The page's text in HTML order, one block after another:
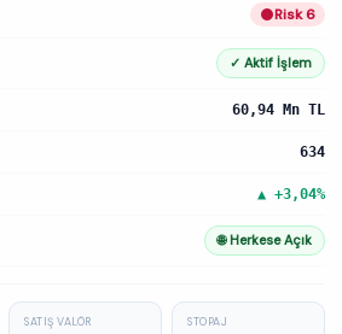
Risk 6
✓ Aktif İşlem
60,94 Mn TL
634
▲ +3,04%
🌐 Herkese Açık
SATIŞ VALÖR STOPAJ